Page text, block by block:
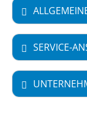
SERVICE-